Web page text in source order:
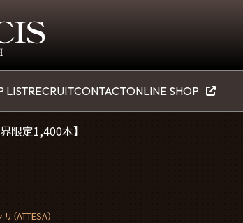
LISTRECRUITCONTACTONLINE SHOP
限定1,400本】
（ATTESA）